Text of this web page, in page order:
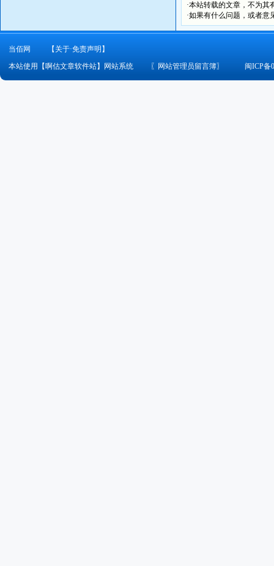
·本站转载的文章，不为
·如果有什么问题，或者意
当佰网
【关于·免责声明】
本站使用【啊估文章软件站】网站系统
〖 网站管理员留言簿〗 闽ICP备